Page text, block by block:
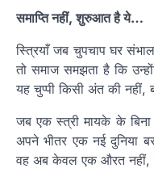
समाप्ति नहीं, शुरुआत है ये…
स्त्रियाँ जब चुपचाप घर
तो समाज समझता है कि
यह चुप्पी किसी अंत की
जब एक स्त्री मायके के
अपने भीतर एक नई दुनिया
वह अब केवल एक औरत नहीं,